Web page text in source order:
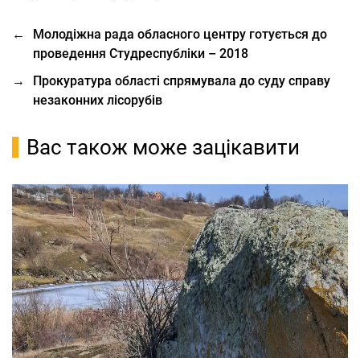
←
Молодіжна рада обласного центру готується до
проведення Студреспубліки – 2018
→
Прокуратура області спрямувала до суду справу
незаконних лісорубів
Вас також може зацікавити